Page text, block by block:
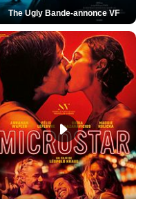
The Ugly Bande-annonce VF